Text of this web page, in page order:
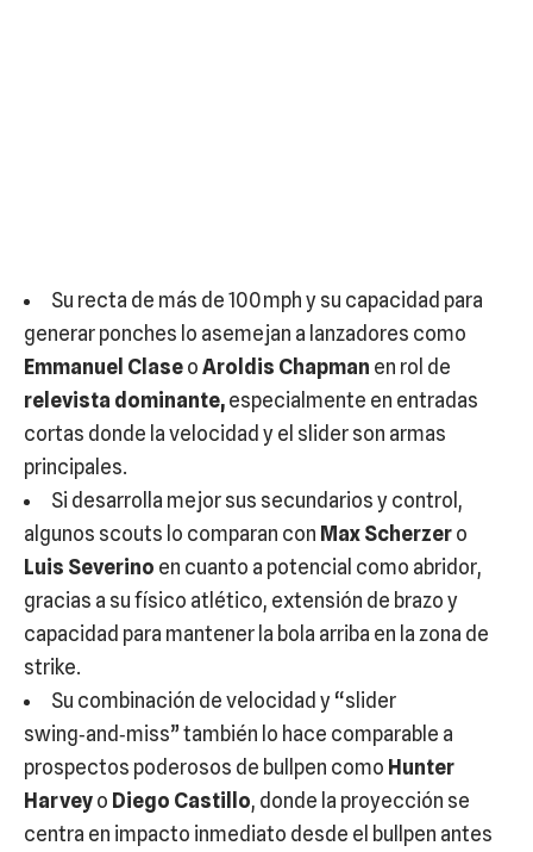
Su recta de más de 100 mph y su capacidad para
generar ponches lo asemejan a lanzadores como
Emmanuel Clase o Aroldis Chapman en rol de
relevista dominante, especialmente en entradas
cortas donde la velocidad y el slider son armas
principales.
Si desarrolla mejor sus secundarios y control,
algunos scouts lo comparan con Max Scherzer o
Luis Severino en cuanto a potencial como abridor,
gracias a su físico atlético, extensión de brazo y
capacidad para mantener la bola arriba en la zona de
strike.
Su combinación de velocidad y “slider
swing‑and‑miss” también lo hace comparable a
prospectos poderosos de bullpen como Hunter
Harvey o Diego Castillo, donde la proyección se
centra en impacto inmediato desde el bullpen antes